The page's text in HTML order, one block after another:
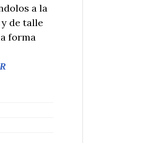
a la
de talle
forma